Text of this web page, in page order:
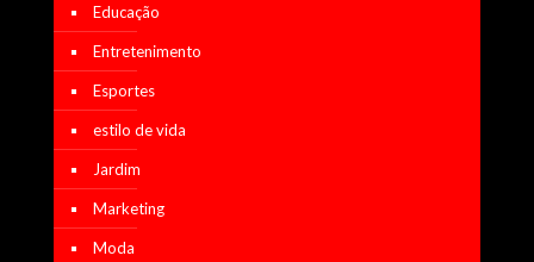
Educação
Entretenimento
Esportes
estilo de vida
Jardim
Marketing
Moda